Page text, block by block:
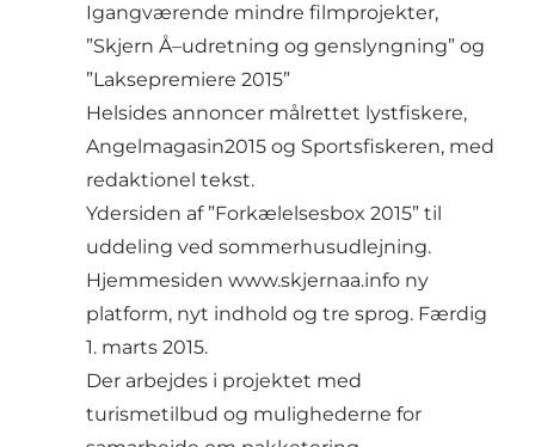
Igangværende mindre filmprojekter,
”Skjern Å–udretning og genslyngning” og
”Laksepremiere 2015”
Helsides annoncer målrettet lystfiskere,
Angelmagasin2015 og Sportsfiskeren, med
redaktionel tekst.
Ydersiden af ”Forkælelsesbox 2015” til
uddeling ved sommerhusudlejning.
Hjemmesiden www.skjernaa.info ny
platform, nyt indhold og tre sprog. Færdig
1. marts 2015.
Der arbejdes i projektet med
turismetilbud og mulighederne for